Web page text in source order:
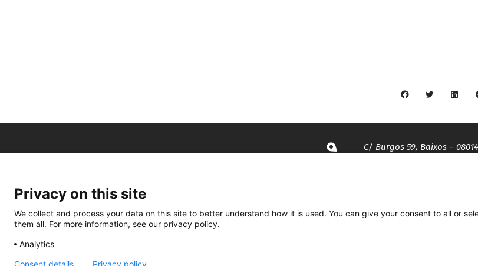
C/ Burgos 59, Baixos –
935 120 481
Privacy on this site
We collect and process your data on this site to better understand how it is used. You can give your consent to all or
them all. For more information, see our privacy policy.
Analytics
Consent details Privacy policy